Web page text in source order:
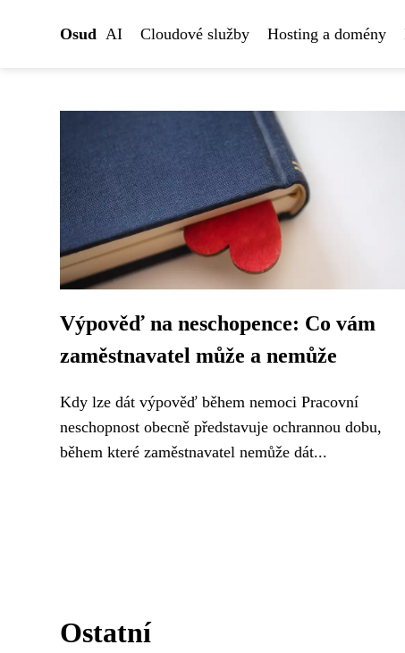
Osud AI Cloudové služby Hosting a domény
Výpověď na neschopence: Co vám
zaměstnavatel může a nemůže
Kdy lze dát výpověď během nemoci Pracovní
neschopnost obecně představuje ochrannou dobu,
během které zaměstnavatel nemůže dát...
Ostatní